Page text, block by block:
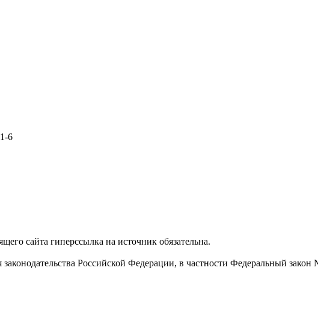
6
сайта гиперссылка на источник обязательна.
Российской Федерации, в частности Федеральный